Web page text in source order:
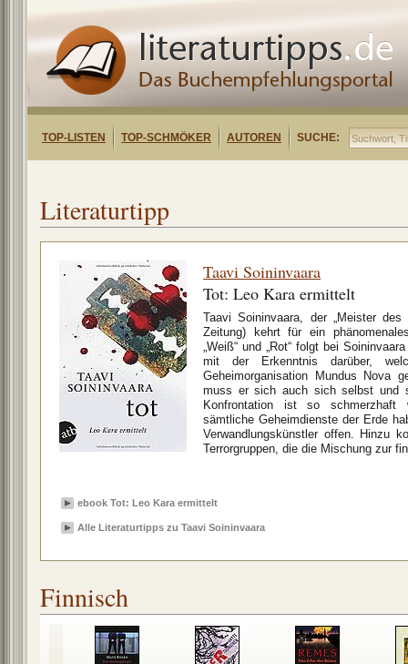
TOP-LISTEN TOP-SCHMÖKER AUTOREN SUCHE:
Literaturtipp
Taavi Soininvaara
Tot: Leo Kara ermittelt
Taavi Soininvaara, der „Meister
Zeitung) kehrt für ein
„Weiß“ und „Rot“ folgt bei
mit der Erkenntnis darüber,
Geheimorganisation Mundus Nova
muss er sich auch sich selbst und
Konfrontation ist so schmerzhaft
sämtliche Geheimdienste der Erde
Verwandlungskünstler offen. Hinzu
Terrorgruppen, die die Mischung zur
ebook Tot: Leo Kara ermittelt
Alle Literaturtipps zu Taavi Soininvaara
Finnisch